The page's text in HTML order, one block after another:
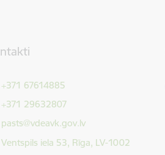
+371 67614885
+371 29632807
E-pasts:
pasts@vdeavk.gov.lv
Ventspils iela 53, Rīga, LV-1002